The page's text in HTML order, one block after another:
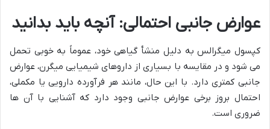
عوارض جانبی احتمالی: آنچه باید بدانید
کپسول میگرالس به دلیل منشأ گیاهی خود، عموماً به خوبی تحمل
می شود و در مقایسه با بسیاری از داروهای شیمیایی میگرن، عوارض
جانبی کمتری دارد. با این حال، مانند هر فرآورده دارویی یا مکملی،
احتمال بروز برخی عوارض جانبی وجود دارد که آشنایی با آن ها
ضروری است.